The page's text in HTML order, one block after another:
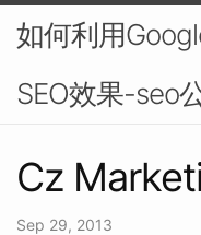
如何利用
SEO效果-seo
Cz
Sep 29, 2013